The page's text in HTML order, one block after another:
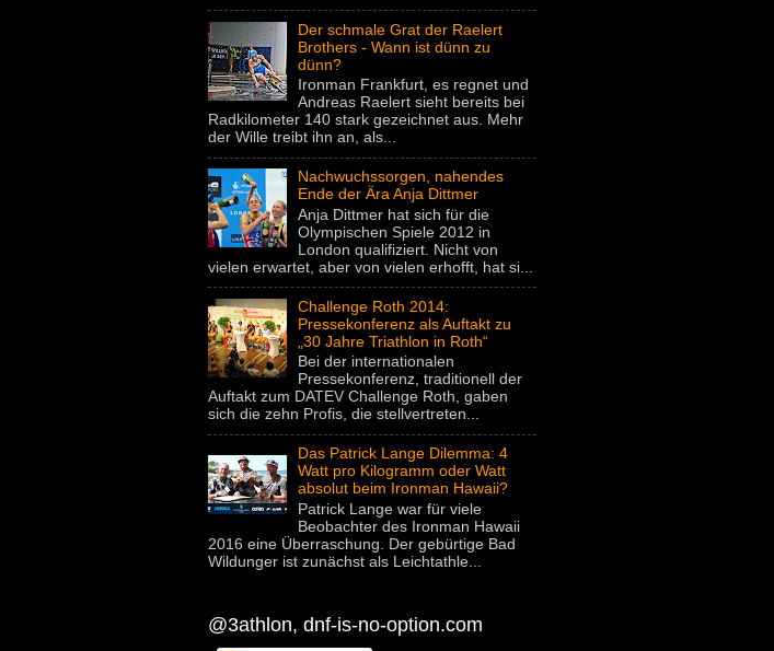
Der schmale Grat der Raelert
Brothers - Wann ist dünn zu
dünn?
Ironman Frankfurt, es regnet und
Andreas Raelert sieht bereits bei
Radkilometer 140 stark gezeichnet aus. Mehr
der Wille treibt ihn an, als...
Nachwuchssorgen, nahendes
Ende der Ära Anja Dittmer
Anja Dittmer hat sich für die
Olympischen Spiele 2012 in
London qualifiziert. Nicht von
vielen erwartet, aber von vielen erhofft, hat si...
Challenge Roth 2014:
Pressekonferenz als Auftakt zu
„30 Jahre Triathlon in Roth“
Bei der internationalen
Pressekonferenz, traditionell der
Auftakt zum DATEV Challenge Roth, gaben
sich die zehn Profis, die stellvertreten...
Das Patrick Lange Dilemma: 4
Watt pro Kilogramm oder Watt
absolut beim Ironman Hawaii?
Patrick Lange war für viele
Beobachter des Ironman Hawaii
2016 eine Überraschung. Der gebürtige Bad
Wildunger ist zunächst als Leichtathle...
@3athlon, dnf-is-no-option.com